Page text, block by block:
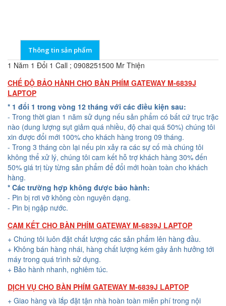
Thông tin sản phẩm
1 Năm 1 Đổi 1 Call ; 0908251500 Mr Thiện
CHẾ ĐỘ BẢO HÀNH CHO BÀN PHÍM GATEWAY M-6839J
LAPTOP
* 1 đổi 1 trong vòng 12 tháng với các điều kiện sau:
- Trong thời gian 1 năm sử dụng nếu sản phẩm có bất cứ trục trặc
nào (dung lượng sụt giảm quá nhiều, độ chai quá 50%) chúng tôi
xin được đổi mới 100% cho khách hàng trong 09 tháng.
- Trong 3 tháng còn lại nếu pin xảy ra các sự cố mà chúng tôi
không thể xử lý, chúng tôi cam kết hỗ trợ khách hàng 30% đến
50% giá trị tùy từng sản phẩm để đổi mới hoàn toàn cho khách
hàng.
* Các trường hợp không được bảo hành:
- Pin bị rơi vỡ không còn nguyên dạng.
- Pin bị ngập nước.
CAM KẾT CHO BÀN PHÍM GATEWAY M-6839J LAPTOP
+ Chúng tôi luôn đặt chất lượng các sản phẩm lên hàng đầu.
+ Không bán hàng nhái, hàng chất lượng kém gây ảnh hưởng tới
máy trong quá trình sử dụng.
+ Bảo hành nhanh, nghiêm túc.
DỊCH VỤ CHO BÀN PHÍM GATEWAY M-6839J LAPTOP
+ Giao hàng và lắp đặt tận nhà hoàn toàn miễn phí trong nội